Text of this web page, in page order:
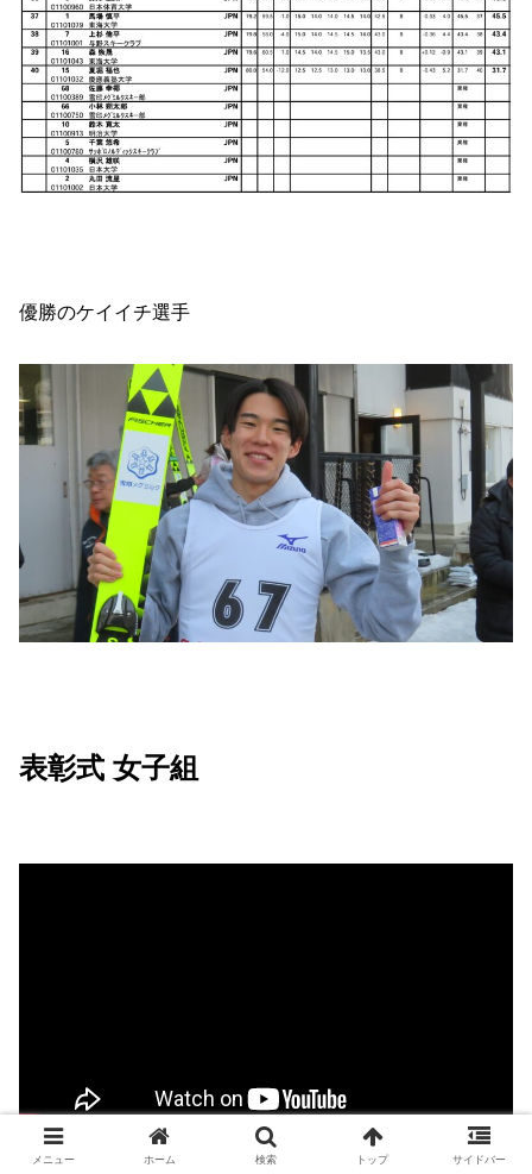
優勝のケイイチ選手
表彰式 女子組
メニュー ホーム 検索 トップ サイドバー